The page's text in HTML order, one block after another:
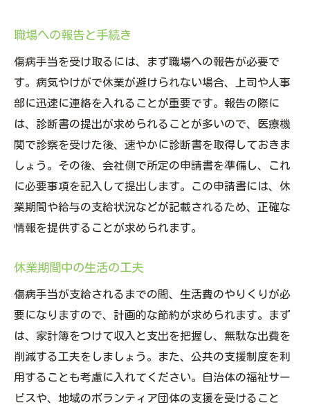
職場への報告と手続き
傷病手当を受け取るには、まず職場への報告が必要で
す。病気やけがで休業が避けられない場合、上司や人事
部に迅速に連絡を入れることが重要です。報告の際に
は、診断書の提出が求められることが多いので、医療機
関で診察を受けた後、速やかに診断書を取得しておきま
しょう。その後、会社側で所定の申請書を準備し、これ
に必要事項を記入して提出します。この申請書には、休
業期間や給与の支給状況などが記載されるため、正確な
情報を提供することが求められます。
休業期間中の生活の工夫
傷病手当が支給されるまでの間、生活費のやりくりが必
要になりますので、計画的な節約が求められます。まず
は、家計簿をつけて収入と支出を把握し、無駄な出費を
削減する工夫をしましょう。また、公共の支援制度を利
用することも考慮に入れてください。自治体の福祉サー
ビスや、地域のボランティア団体の支援を受けること